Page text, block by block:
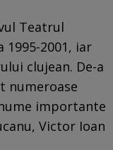
Teatrul
1995-2001, iar
clujean. De-a
numeroase
importante
Victor Ioan